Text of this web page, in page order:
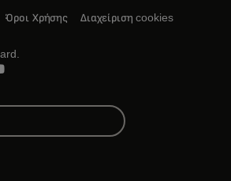
Όροι Χρήσης Διαχείριση cookies